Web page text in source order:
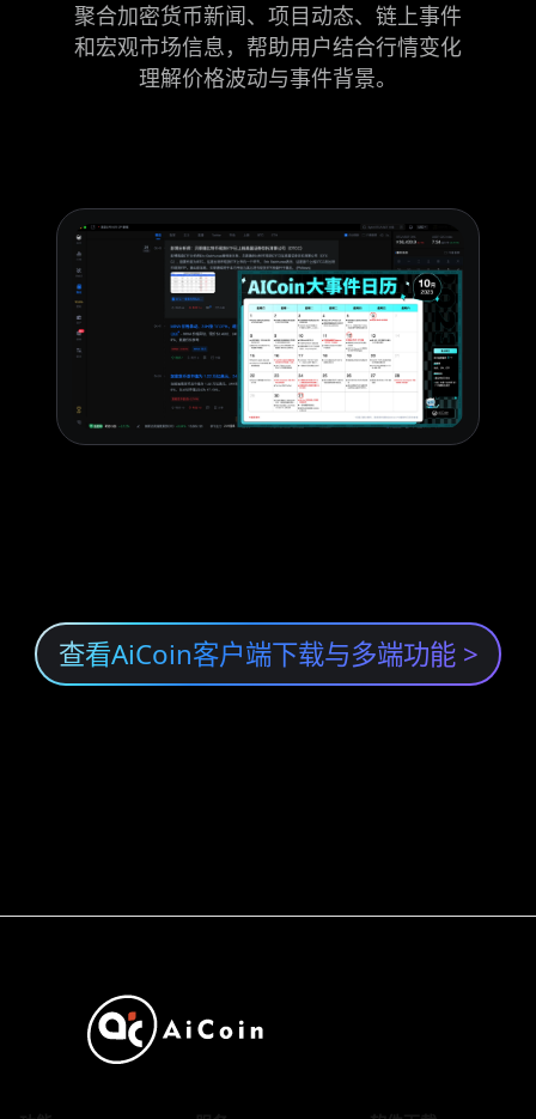
聚合加密货币新闻、项目动态、链上事件
和宏观市场信息，帮助用户结合行情变化
查看AiCoin客户端下载与多端功能 >